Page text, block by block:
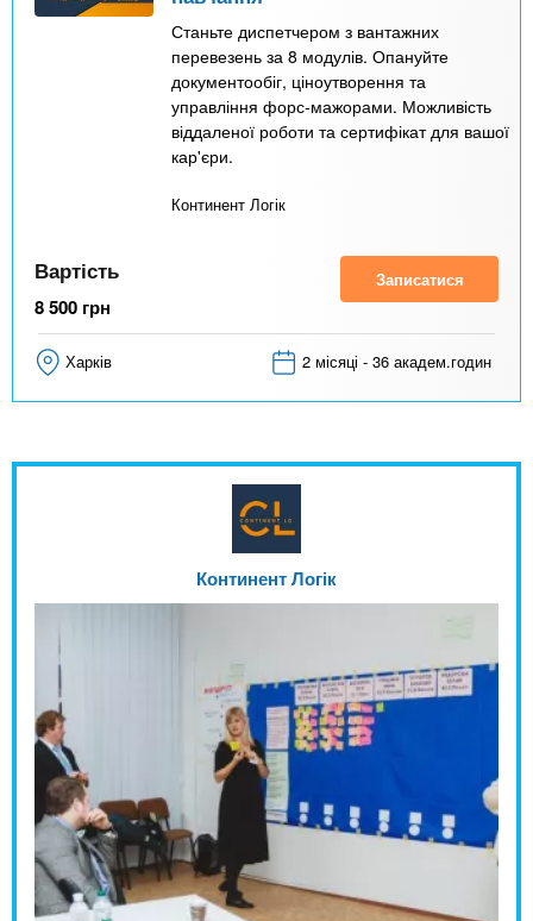
Станьте диспетчером з вантажних
перевезень за 8 модулів. Опануйте
документообіг, ціноутворення та
управління форс-мажорами. Можливість
віддаленої роботи та сертифікат для вашої
кар'єри.
Континент Логік
Вартість
8 500 грн
Записатися
Харків 2 місяці - 36 академ.годин
Континент Логік